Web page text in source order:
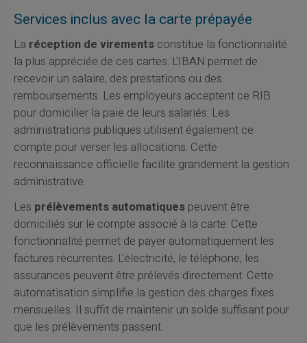
Services inclus avec la carte prépayée
La réception de virementsconstitue la fonctionnalité
la plus appréciée de ces cartes. L'IBAN permet de
recevoir un salaire, des prestations ou des
remboursements. Les employeurs acceptent ce RIB
pour domicilier la paie de leurs salariés. Les
administrations publiques utilisent également ce
compte pour verser les allocations. Cette
reconnaissance officielle facilite grandement la gestion
administrative.
Les prélèvements automatiquespeuvent être
domiciliés sur le compte associé à la carte. Cette
fonctionnalité permet de payer automatiquement les
factures récurrentes. L'électricité, le téléphone, les
assurances peuvent être prélevés directement. Cette
automatisation simplifie la gestion des charges fixes
mensuelles. Il suffit de maintenir un solde suffisant pour
que les prélèvements passent.